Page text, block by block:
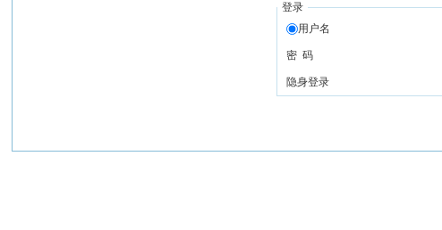
登录
用户名
密 码
隐身登录